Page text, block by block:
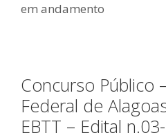
em andamento
Concurso Público
Federal de
EBTT – Edital